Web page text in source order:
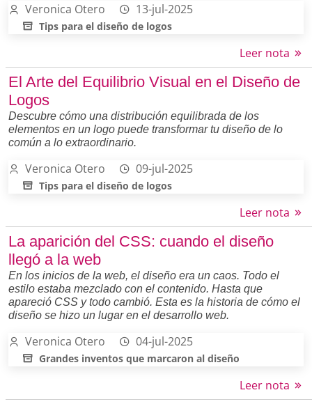
Veronica Otero 13-jul-2025
Tips para el diseño de logos
Leer nota
El Arte del Equilibrio Visual en el Diseño de
Logos
Descubre cómo una distribución equilibrada de los
elementos en un logo puede transformar tu diseño de lo
común a lo extraordinario.
Veronica Otero 09-jul-2025
Tips para el diseño de logos
Leer nota
La aparición del CSS: cuando el diseño
llegó a la web
En los inicios de la web, el diseño era un caos. Todo el
estilo estaba mezclado con el contenido. Hasta que
apareció CSS y todo cambió. Esta es la historia de cómo el
diseño se hizo un lugar en el desarrollo web.
Veronica Otero 04-jul-2025
Grandes inventos que marcaron al diseño
Leer nota